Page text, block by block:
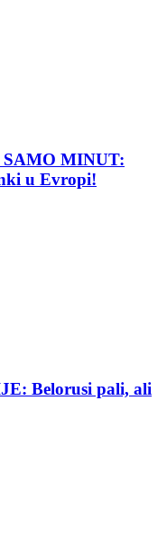
MINUT:
u Evropi!
Belorusi pali, ali